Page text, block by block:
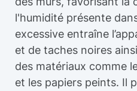
l'humidité présente
excessive entraîne
et de taches noires
des matériaux comme
et les papiers peints. Il